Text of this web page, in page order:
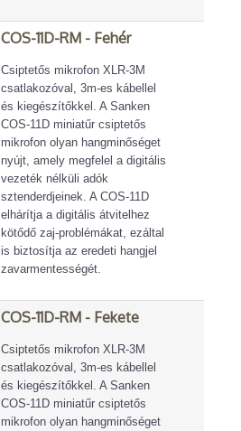
COS-11D-RM - Fehér
Csiptetős mikrofon XLR-3M
csatlakozóval, 3m-es kábellel
és kiegészítőkkel. A Sanken
COS-11D miniatűr csiptetős
mikrofon olyan hangminőséget
nyújt, amely megfelel a digitális
vezeték nélküli adók
sztenderdjeinek. A COS-11D
elhárítja a digitális átvitelhez
kötődő zaj-problémákat, ezáltal
is biztosítja az eredeti hangjel
zavarmentességét.
COS-11D-RM - Fekete
Csiptetős mikrofon XLR-3M
csatlakozóval, 3m-es kábellel
és kiegészítőkkel. A Sanken
COS-11D miniatűr csiptetős
mikrofon olyan hangminőséget